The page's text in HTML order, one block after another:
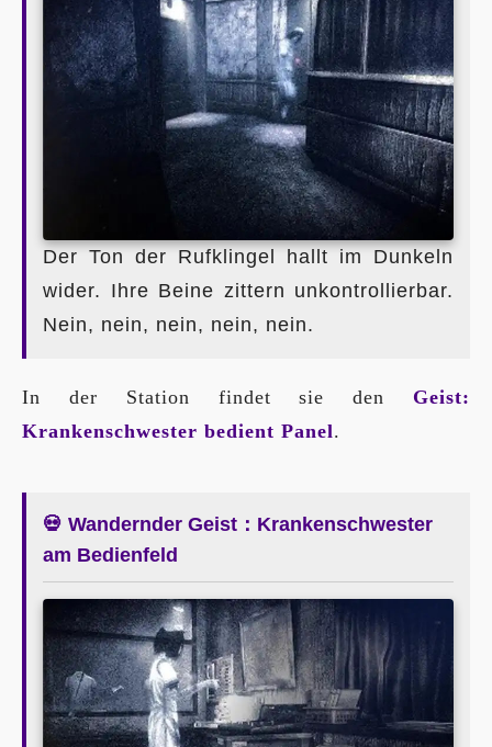
Der Ton der Rufklingel hallt im Dunkeln
wider. Ihre Beine zittern unkontrollierbar.
Nein, nein, nein, nein, nein.
In der Station findet sie den Geist:
Krankenschwester bedient Panel.
💀 Wandernder Geist：Krankenschwester
am Bedienfeld